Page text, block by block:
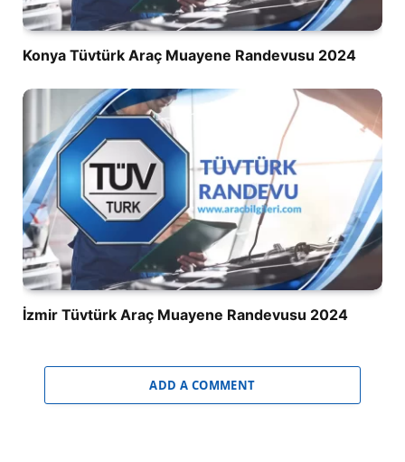
Konya Tüvtürk Araç Muayene Randevusu 2024
İzmir Tüvtürk Araç Muayene Randevusu 2024
ADD A COMMENT